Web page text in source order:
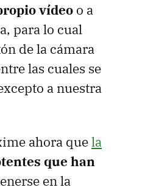
vídeo o a
para lo cual
de la cámara
las cuales se
a nuestra
ahora quela
que han
en la